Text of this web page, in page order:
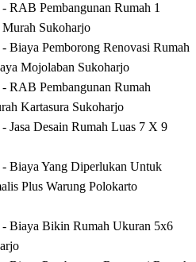
RAB Pembangunan Rumah 1
Sukoharjo
Biaya Pemborong Renovasi Rumah
Mojolaban Sukoharjo
RAB Pembangunan Rumah
Kartasura Sukoharjo
Jasa Desain Rumah Luas 7 X 9
Biaya Yang Diperlukan Untuk
Plus Warung Polokarto
Biaya Bikin Rumah Ukuran 5x6